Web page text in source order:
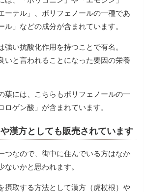
ーテル」、ポリフェノールの一種であ
ル」などの成分が含まれています。
強い抗酸化作用を持つことで有名。
いと言われることになった要因の栄養
葉には、こちらもポリフェノールの一
ロゲン酸」が含まれています。
漢方としても販売されています
つなので、街中に住んでいる方はなか
ないかと思われます。
摂取する方法として漢方（虎杖根）や